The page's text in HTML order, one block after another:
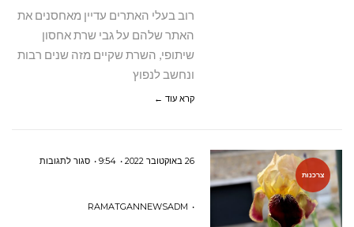
רוב בעלי האתרים עדיין מאחסנים את
האתר שלהם על גבי שרת אחסון
שיתופי, השרת שקיים מזה שנים רבות
ונחשב לנפוץ
קרא עוד ←
צרכנות
26 באוקטובר 2022 9:54 סגור לתגובותעל
RAMATGANNEWSADM